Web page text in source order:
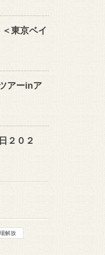
東京ベイ
アーinア
２０２
解放